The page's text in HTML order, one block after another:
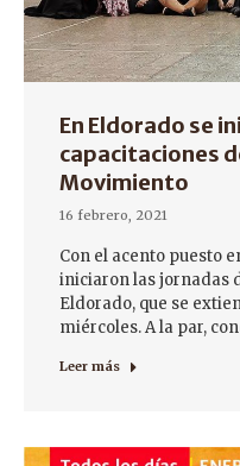
En Eldorado se
capacitaciones
Movimiento
16 febrero, 2021
Con el acento puesto
iniciaron las jornadas
Eldorado, que se
miércoles. A la par,
Leer más